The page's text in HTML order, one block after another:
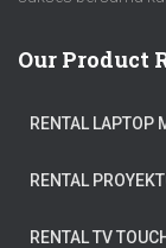
Our Product
RENTAL LAPTOP
RENTAL
RENTAL TV